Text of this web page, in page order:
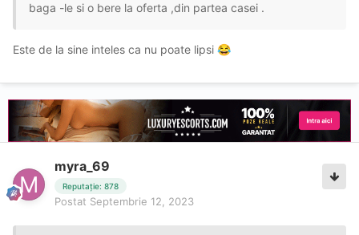
baga -le si o bere la oferta ,din partea casei .
Este de la sine inteles ca nu poate lipsi 😂
myra_69
Reputație: 878
Postat Septembrie 12, 2023